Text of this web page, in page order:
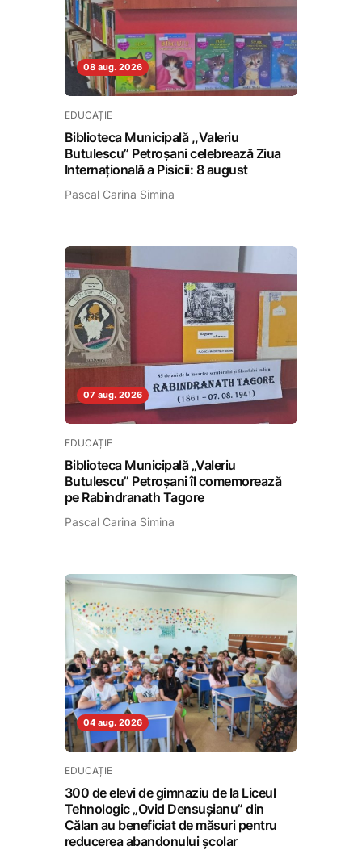
08 aug. 2026
EDUCAȚIE
Biblioteca Municipală ,,Valeriu
Butulescu” Petroșani celebrează Ziua
Internațională a Pisicii: 8 august
Pascal Carina Simina
07 aug. 2026
EDUCAȚIE
Biblioteca Municipală „Valeriu
Butulescu” Petroșani îl comemorează
pe Rabindranath Tagore
Pascal Carina Simina
04 aug. 2026
EDUCAȚIE
300 de elevi de gimnaziu de la Liceul
Tehnologic „Ovid Densușianu” din
Călan au beneficiat de măsuri pentru
reducerea abandonului școlar